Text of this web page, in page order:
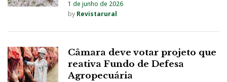
1 de junho de 2026
by Revistarural
Câmara deve votar projeto que
reativa Fundo de Defesa
Agropecuária